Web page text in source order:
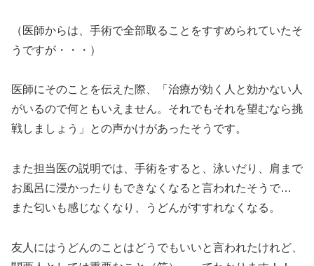
（医師からは、手術で全部取ることをすすめられていたそ
うですが・・・）
医師にそのことを伝えた際、「治療が効く人と効かない人
がいるので何ともいえません。それでもそれを望むなら挑
戦しましょう」との声かけがあったそうです。
また担当医の説明では、手術をすると、泳いだり、肩まで
お風呂に浸かったりもできなくなると言われたそうで…
また匂いも感じなくなり、うどんがすすれなくなる。
友人にはうどんのことはどうでもいいと言われたけれど、